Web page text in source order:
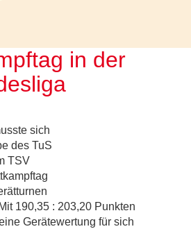
in der
sich
des TuS
TSV
190,35 : 203,20 Punkten
Gerätewertung für sich